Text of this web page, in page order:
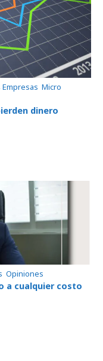
Micro
dinero
Opiniones
a cualquier costo